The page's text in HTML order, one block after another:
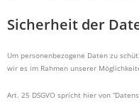
Sicherheit der
Um personenbezogene Daten zu
wir es im Rahmen unserer
Art. 25 DSGVO spricht hier von